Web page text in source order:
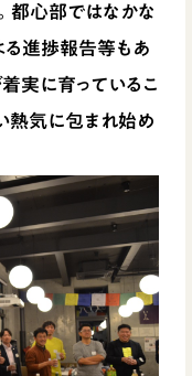
都心部ではなかな
る進捗報告等もあ
実に育っているこ
熱気に包まれ始め